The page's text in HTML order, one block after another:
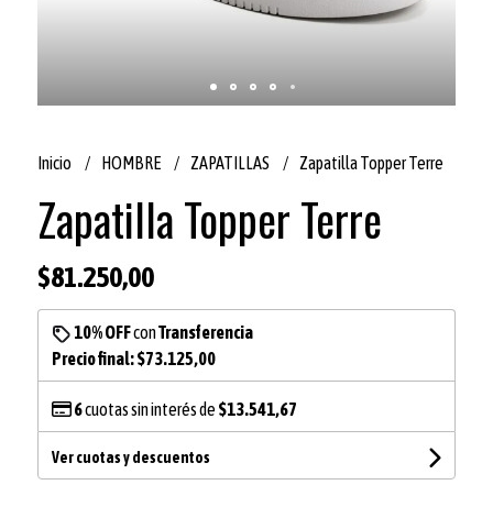
Inicio HOMBRE ZAPATILLAS Zapatilla Topper Terre
Zapatilla Topper Terre
$81.250,00
10% OFFconTransferencia
Precio final:$73.125,00
6cuotas sin interés de $13.541,67
Ver cuotas y descuentos